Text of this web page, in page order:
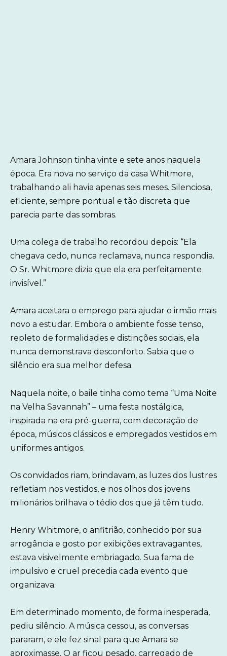
Amara Johnson tinha vinte e sete anos naquela
época. Era nova no serviço da casa Whitmore,
trabalhando ali havia apenas seis meses. Silenciosa,
eficiente, sempre pontual e tão discreta que
parecia parte das sombras.
Uma colega de trabalho recordou depois: “Ela
chegava cedo, nunca reclamava, nunca respondia.
O Sr. Whitmore dizia que ela era perfeitamente
invisível.”
Amara aceitara o emprego para ajudar o irmão mais
novo a estudar. Embora o ambiente fosse tenso,
repleto de formalidades e distinções sociais, ela
nunca demonstrava desconforto. Sabia que o
silêncio era sua melhor defesa.
Naquela noite, o baile tinha como tema “Uma Noite
na Velha Savannah” – uma festa nostálgica,
inspirada na era pré-guerra, com decoração de
época, músicos clássicos e empregados vestidos em
uniformes antigos.
Os convidados riam, brindavam, as luzes dos lustres
refletiam nos vestidos, e nos olhos dos jovens
milionários brilhava o tédio dos que já têm tudo.
Henry Whitmore, o anfitrião, conhecido por sua
arrogância e gosto por exibições extravagantes,
estava visivelmente embriagado. Sua fama de
impulsivo e cruel precedia cada evento que
organizava.
Em determinado momento, de forma inesperada,
pediu silêncio. A música cessou, as conversas
pararam, e ele fez sinal para que Amara se
aproximasse. O ar ficou pesado, carregado de